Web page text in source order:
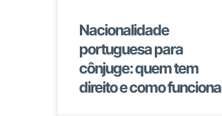
Nacionalidade
portuguesa para
cônjuge: quem tem
direito e como funciona